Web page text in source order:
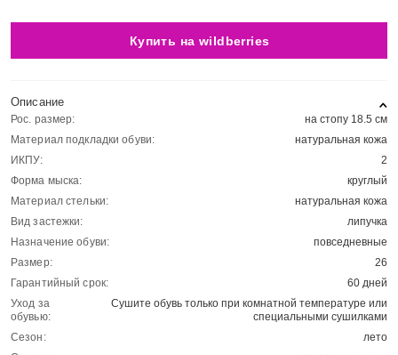
Купить на wildberries
Описание
Рос. размер:
на стопу 18.5 см
Материал подкладки обуви:
натуральная кожа
ИКПУ:
2
Форма мыска:
круглый
Материал стельки:
натуральная кожа
Вид застежки:
липучка
Назначение обуви:
повседневные
Размер:
26
Гарантийный срок:
60 дней
Уход за
обувью:
Сушите обувь только при комнатной температуре или
специальными сушилками
Сезон:
лето